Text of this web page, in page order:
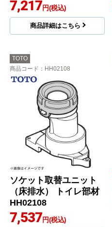
7,217円(税込)
商品詳細はこちら
TOTO
商品コード ：HH02108
ソケット取替ユニット
（床排水） トイレ部材
HH02108
7,537円(税込)